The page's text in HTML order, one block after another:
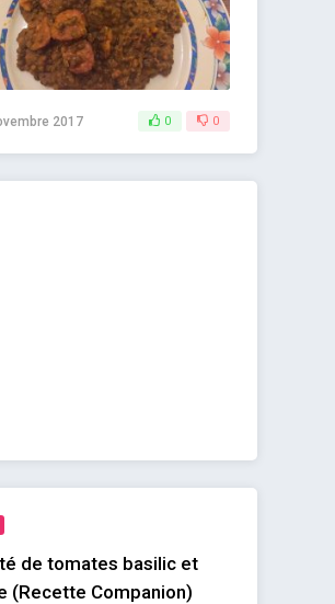
2017 0 0
de tomates basilic et
(Recette Companion)